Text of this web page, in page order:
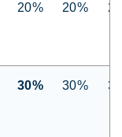
20% 20%
30% 30%